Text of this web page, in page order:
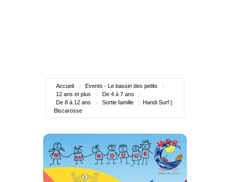
Accueil
Events - Le bassin des petits
12 ans et plus
De 4 à 7 ans
De 8 à 12 ans
Sortie famille
Handi Surf |
Biscarosse